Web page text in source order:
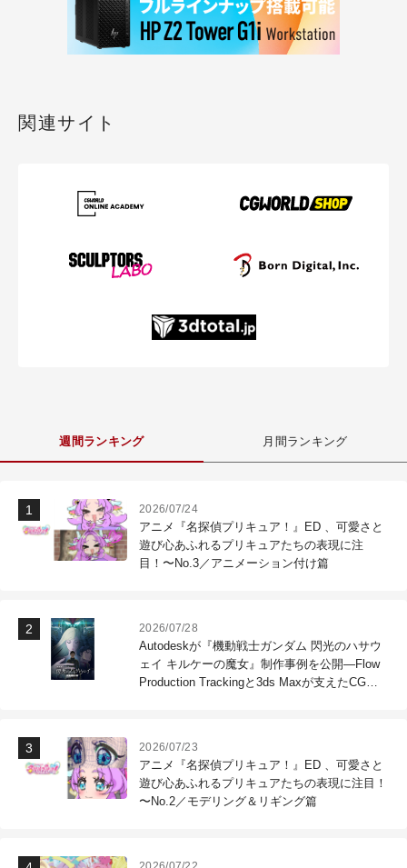
関連サイト
週間ランキング 月間ランキング
2026/07/24
アニメ『名探偵プリキュア！』ED 、可愛さと
遊び心あふれるプリキュアたちの表現に注
目！〜No.3／アニメーション付け篇
2026/07/28
Autodeskが『機動戦士ガンダム 閃光のハサウ
ェイ キルケーの魔女』制作事例を公開―Flow
Production Trackingと3ds Maxが支えたCG制
2026/07/23
アニメ『名探偵プリキュア！』ED 、可愛さと
遊び心あふれるプリキュアたちの表現に注目！
〜No.2／モデリング＆リギング篇